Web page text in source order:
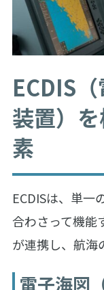
ECDIS
装置）
素
ECDISは、単一
合わさって機能
が連携し、航海
電子海図